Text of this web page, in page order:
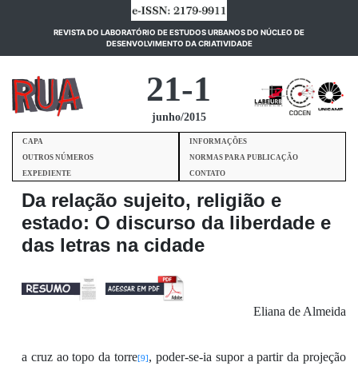
REVISTA DO LABORATÓRIO DE ESTUDOS URBANOS DO NÚCLEO DE
DESENVOLVIMENTO DA CRIATIVIDADE(current)
21-1
junho/2015
CAPA
INFORMAÇÕES
OUTROS NÚMEROS
NORMAS PARA PUBLICAÇÃO
EXPEDIENTE
CONTATO
Da relação sujeito, religião e
estado: O discurso da liberdade e
das letras na cidade
Eliana de Almeida
a cruz ao topo da torre[9] , poder-se-ia supor a partirda projeção